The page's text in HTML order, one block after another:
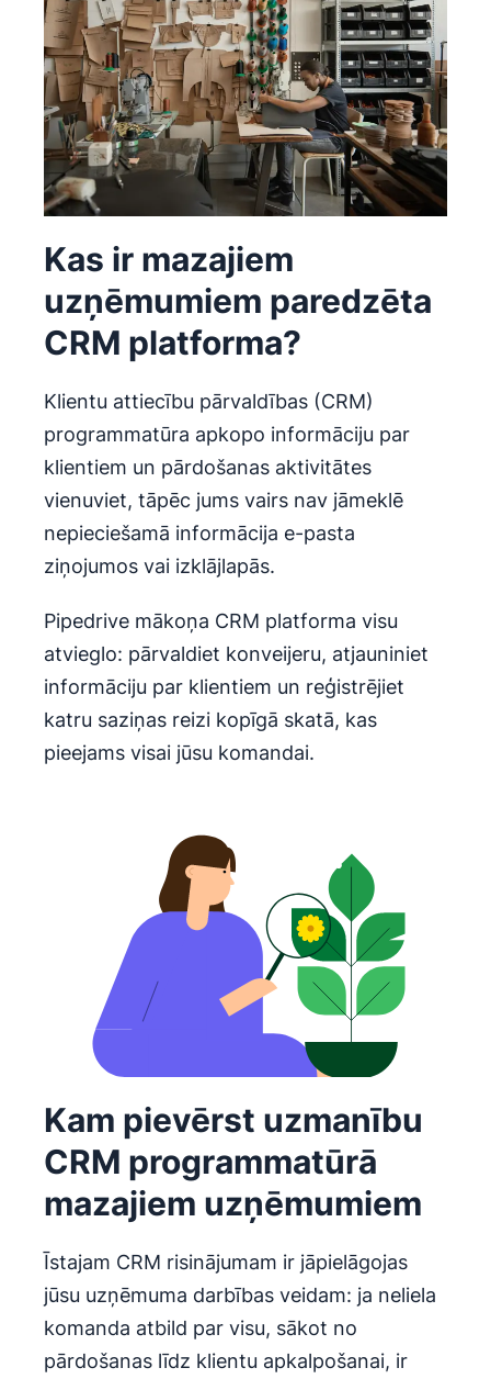
Kas ir mazajiem
uzņēmumiem paredzēta
CRM platforma?
Klientu attiecību pārvaldības (CRM)
programmatūra apkopo informāciju par
klientiem un pārdošanas aktivitātes
vienuviet, tāpēc jums vairs nav jāmeklē
nepieciešamā informācija e-pasta
ziņojumos vai izklājlapās.
Pipedrive mākoņa CRM platforma visu
atvieglo: pārvaldiet konveijeru, atjauniniet
informāciju par klientiem un reģistrējiet
katru saziņas reizi kopīgā skatā, kas
pieejams visai jūsu komandai.
Kam pievērst uzmanību
CRM programmatūrā
mazajiem uzņēmumiem
Īstajam CRM risinājumam ir jāpielāgojas
jūsu uzņēmuma darbības veidam: ja neliela
komanda atbild par visu, sākot no
pārdošanas līdz klientu apkalpošanai, ir